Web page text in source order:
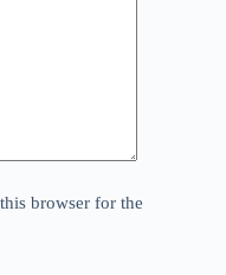
browser for the